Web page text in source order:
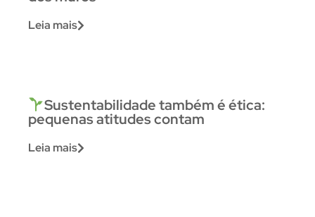
Leia mais
Sustentabilidade também é ética:
pequenas atitudes contam
Leia mais